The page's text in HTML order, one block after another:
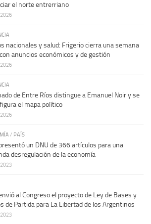
el norte entrerriano
nacionales y salud: Frigerio cierra una semana
anuncios económicos y de gestión
de Entre Ríos distingue a Emanuel Noir y se
el mapa político
/ PAÍS
un DNU de 366 artículos para una
desregulación de la economía
al Congreso el proyecto de Ley de Bases y
de Partida para La Libertad de los Argentinos